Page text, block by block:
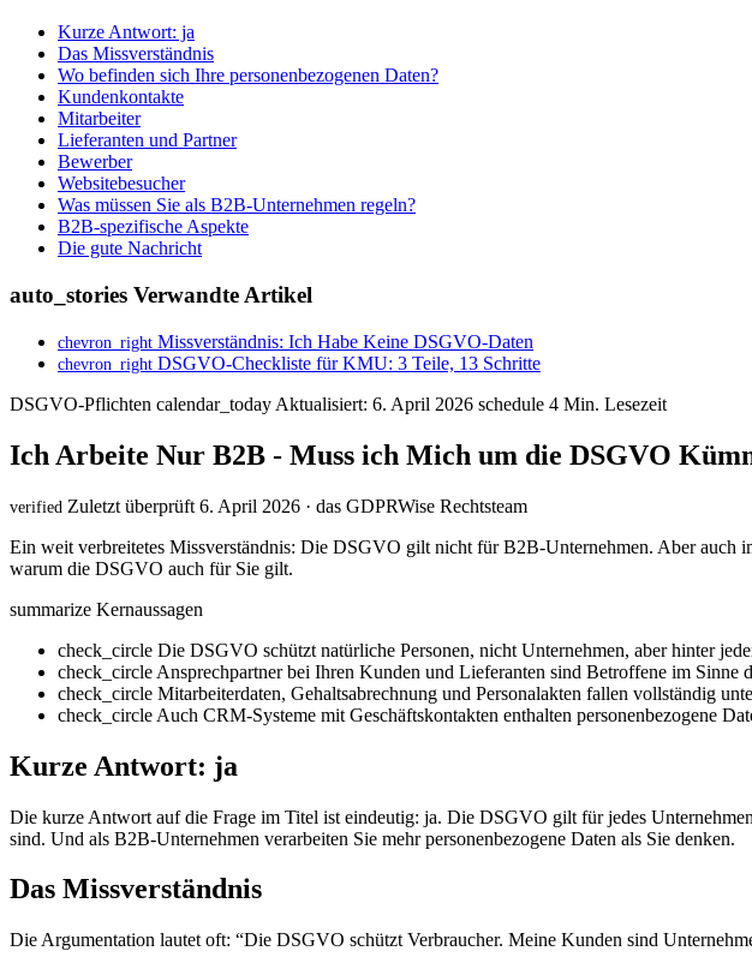
Kurze Antwort: ja
Das Missverständnis
Wo befinden sich Ihre personenbezogenen Daten?
Kundenkontakte
Mitarbeiter
Lieferanten und Partner
Bewerber
Websitebesucher
Was müssen Sie als B2B-Unternehmen regeln?
B2B-spezifische Aspekte
Die gute Nachricht
auto_stories Verwandte Artikel
chevron_right Missverständnis: Ich Habe Keine DSGVO-Daten
chevron_right DSGVO-Checkliste für KMU: 3 Teile, 13 Schritte
DSGVO-Pflichten calendar_today Aktualisiert: 6. April 2026 schedule 4 Min. Lesezeit
Ich Arbeite Nur B2B - Muss ich Mich um die DSGVO
verified Zuletzt überprüft 6. April 2026 · das GDPRWise Rechtsteam
Ein weit verbreitetes Missverständnis: Die DSGVO gilt nicht für B2B-Unternehmen. Aber auch
warum die DSGVO auch für Sie gilt.
summarize Kernaussagen
check_circle Die DSGVO schützt natürliche Personen, nicht Unternehmen, aber hinter
check_circle Ansprechpartner bei Ihren Kunden und Lieferanten sind Betroffene im Sinne
check_circle Mitarbeiterdaten, Gehaltsabrechnung und Personalakten fallen vollständig
check_circle Auch CRM-Systeme mit Geschäftskontakten enthalten personenbezogene
Kurze Antwort: ja
Die kurze Antwort auf die Frage im Titel ist eindeutig: ja. Die DSGVO gilt für jedes
sind. Und als B2B-Unternehmen verarbeiten Sie mehr personenbezogene Daten als Sie denken.
Das Missverständnis
Die Argumentation lautet oft: “Die DSGVO schützt Verbraucher. Meine Kunden sind